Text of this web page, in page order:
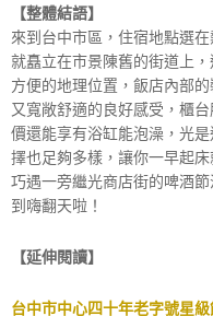
【整體結語】
來到台中市區，住宿地點選
就矗立在市景陳舊的街道上
方便的地理位置，飯店內部
又寬敞舒適的良好感受，櫃
價還能享有浴缸能泡澡，光
擇也足夠多樣，讓你一早起
巧遇一旁繼光商店街的啤酒
到嗨翻天啦！
【延伸閱讀】
台中市中心四十年老字號星級